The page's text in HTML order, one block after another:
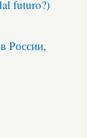
futuro?)
России,